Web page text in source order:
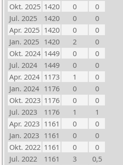
Okt. 2025 1420 0
0
Jul. 2025
1420 0
0
Apr. 2025 1420 0
0
Jan. 2025 1420 2
0
Okt. 2024 1449 0
0
Jul. 2024
1449 0
0
Apr. 2024 1173 1
0
Jan. 2024 1176 0
0
Okt. 2023 1176 0
0
Jul. 2023
1176 1
1
Apr. 2023 1161 0
0
Jan. 2023 1161 0
0
Okt. 2022 1161 0
0
Jul. 2022
1161 3
0,5